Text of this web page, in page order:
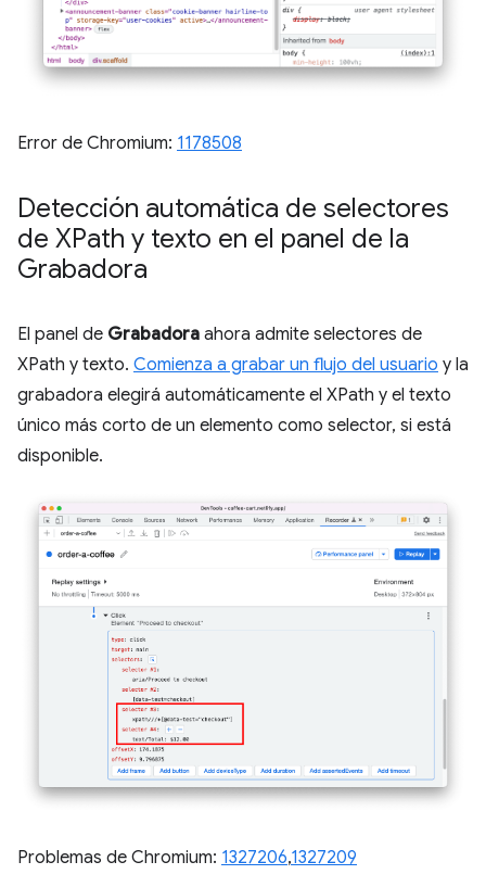
Error de Chromium: 1178508
Detección automática de selectores
de XPath y texto en el panel de la
Grabadora
El panel de Grabadora ahora admite selectores de
XPath y texto. Comienza a grabar un flujo del usuario y la
grabadora elegirá automáticamente el XPath y el texto
único más corto de un elemento como selector, si está
disponible.
Problemas de Chromium: 1327206,1327209